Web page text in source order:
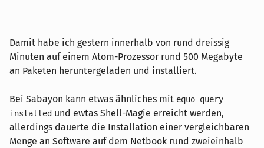
Damit habe ich gestern innerhalb von rund dreissig
Minuten auf einem Atom-Prozessor rund 500 Megabyte
an Paketen heruntergeladen und installiert.
Bei Sabayon kann etwas ähnliches mit equo query
installed und ewtas Shell-Magie erreicht werden,
allerdings dauerte die Installation einer vergleichbaren
Menge an Software auf dem Netbook rund zweieinhalb